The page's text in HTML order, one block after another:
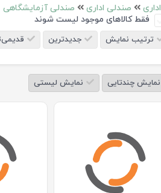
اداری صندلی اداری
صندلی آزمایشگاهی
فقط کالاهای موجود لیست شوند
ترتیب نمایش جدیدترین
نمایش چندتایی نمایش لیستی